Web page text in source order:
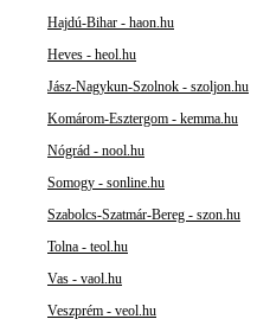
Hajdú-Bihar - haon.hu
Heves - heol.hu
Jász-Nagykun-Szolnok - szoljon.hu
Komárom-Esztergom - kemma.hu
Nógrád - nool.hu
Somogy - sonline.hu
Szabolcs-Szatmár-Bereg - szon.hu
Tolna - teol.hu
Vas - vaol.hu
Veszprém - veol.hu